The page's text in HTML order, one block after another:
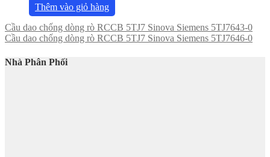
Thêm vào giỏ hàng
Cầu dao chống dòng rò RCCB 5TJ7 Sinova Siemens 5TJ7643-0
Cầu dao chống dòng rò RCCB 5TJ7 Sinova Siemens 5TJ7646-0
Nhà Phân Phối